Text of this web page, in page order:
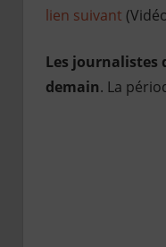
lien suivant
Les journalistes
demain. La